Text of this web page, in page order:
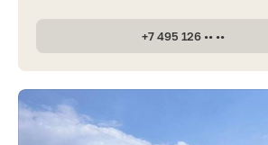
+7 495 126 •• ••